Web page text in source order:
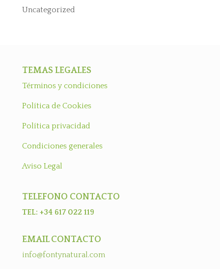
Uncategorized
TEMAS LEGALES
Términos y condiciones
Política de Cookies
Política privacidad
Condiciones generales
Aviso Legal
TELEFONO CONTACTO
TEL: +34 617 022 119
EMAIL CONTACTO
info@fontynatural.com